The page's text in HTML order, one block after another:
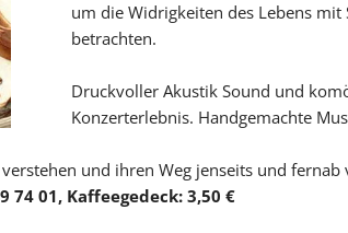
um die Widrigkeiten des Lebens
betrachten.
Druckvoller Akustik Sound und
Konzerterlebnis. Handgemachte
und ihren Weg jenseits und
01, Kaffeegedeck: 3,50 €